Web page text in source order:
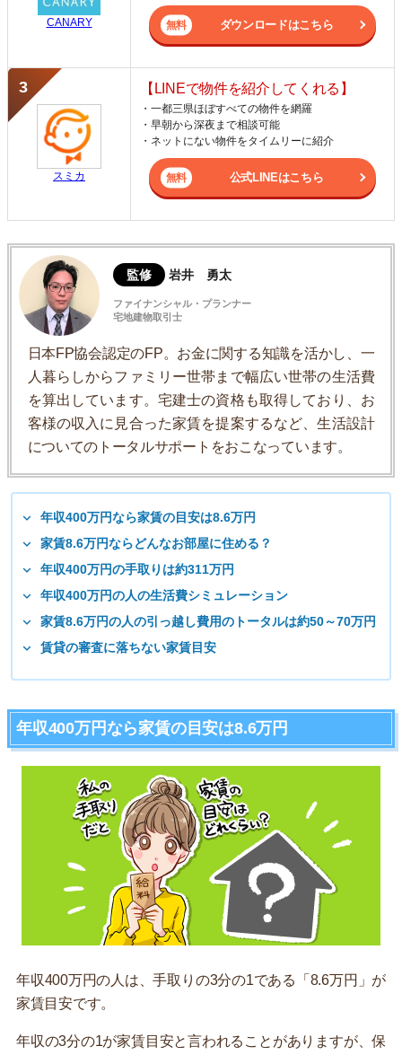
CANARY ダウンロードはこちら
スミカ
【LINEで物件を紹介してくれる】
・一都三県ほぼすべての物件を網羅
・早朝から深夜まで相談可能
・ネットにない物件をタイムリーに紹介
公式LINEはこちら
監修 岩井 勇太
ファイナンシャル・プランナー
宅地建物取引士
日本FP協会認定のFP。お金に関する知識を活かし、一
人暮らしからファミリー世帯まで幅広い世帯の生活費
を算出しています。宅建士の資格も取得しており、お
客様の収入に見合った家賃を提案するなど、生活設計
についてのトータルサポートをおこなっています。
年収400万円なら家賃の目安は8.6万円
家賃8.6万円ならどんなお部屋に住める？
年収400万円の手取りは約311万円
年収400万円の人の生活費シミュレーション
家賃8.6万円の人の引っ越し費用のトータルは約50～70万円
賃貸の審査に落ちない家賃目安
年収400万円なら家賃の目安は8.6万円
年収400万円の人は、手取りの3分の1である「8.6万円」が
家賃目安です。
年収の3分の1が家賃目安と言われることがありますが、保